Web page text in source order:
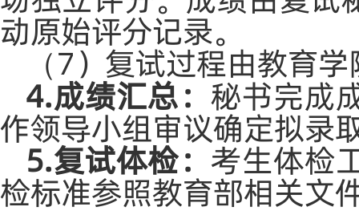
动原始评分记录。
（7）复试过程由教育
4.成绩汇总： 秘书完成
作领导小组审议确定拟录
5.复试体检： 考生体检
检标准参照教育部相关文